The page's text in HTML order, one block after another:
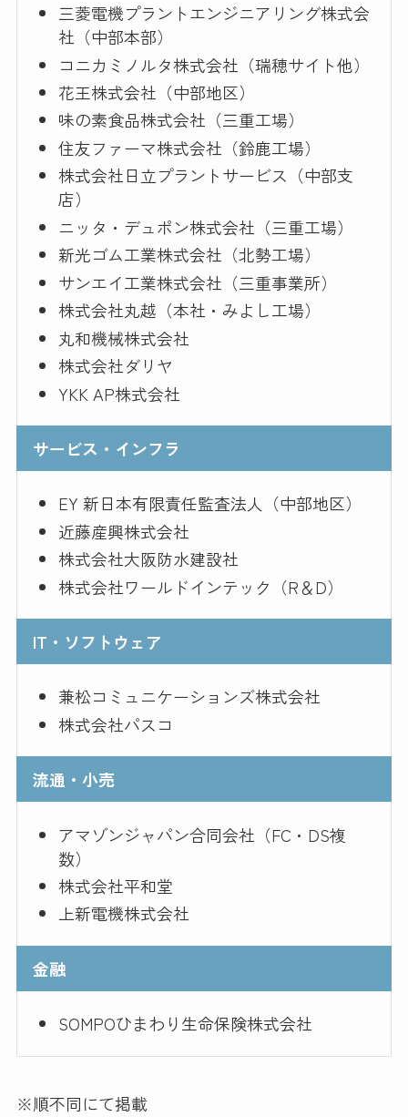
三菱電機プラントエンジニアリング株式会
社（中部本部）
コニカミノルタ株式会社（瑞穂サイト他）
花王株式会社（中部地区）
味の素食品株式会社（三重工場）
住友ファーマ株式会社（鈴鹿工場）
株式会社日立プラントサービス（中部支
店）
ニッタ・デュポン株式会社（三重工場）
新光ゴム工業株式会社（北勢工場）
サンエイ工業株式会社（三重事業所）
株式会社丸越（本社・みよし工場）
丸和機械株式会社
株式会社ダリヤ
YKK AP株式会社
サービス・インフラ
EY 新日本有限責任監査法人（中部地区）
近藤産興株式会社
株式会社大阪防水建設社
株式会社ワールドインテック（R＆D）
IT・ソフトウェア
兼松コミュニケーションズ株式会社
株式会社パスコ
流通・小売
アマゾンジャパン合同会社（FC・DS複
数）
株式会社平和堂
上新電機株式会社
金融
SOMPOひまわり生命保険株式会社
※順不同にて掲載